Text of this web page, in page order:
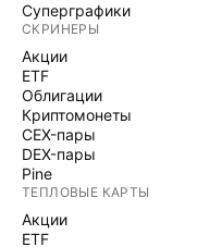
Суперграфики
СКРИНЕРЫ
Акции
ETF
Облигации
Криптомонеты
CEX-пары
DEX-пары
Pine
ТЕПЛОВЫЕ КАРТЫ
Акции
ETF